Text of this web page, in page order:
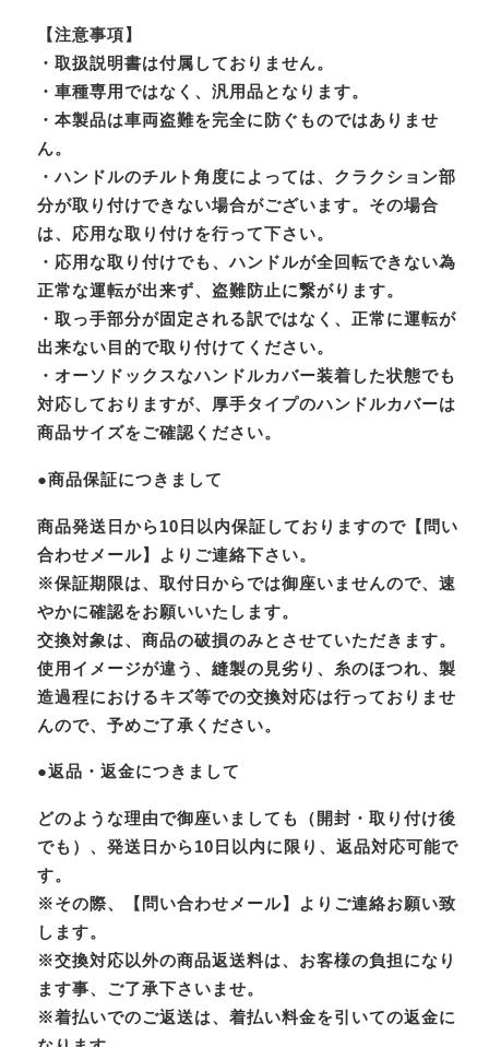
【注意事項】
・取扱説明書は付属しておりません。
・車種専用ではなく、汎用品となります。
・本製品は車両盗難を完全に防ぐものではありませ
ん。
・ハンドルのチルト角度によっては、クラクション部
分が取り付けできない場合がございます。その場合
は、応用な取り付けを行って下さい。
・応用な取り付けでも、ハンドルが全回転できない為
正常な運転が出来ず、盗難防止に繋がります。
・取っ手部分が固定される訳ではなく、正常に運転が
出来ない目的で取り付けてください。
・オーソドックスなハンドルカバー装着した状態でも
対応しておりますが、厚手タイプのハンドルカバーは
商品サイズをご確認ください。
●商品保証につきまして
商品発送日から10日以内保証しておりますので【問い
合わせメール】よりご連絡下さい。
※保証期限は、取付日からでは御座いませんので、速
やかに確認をお願いいたします。
交換対象は、商品の破損のみとさせていただきます。
使用イメージが違う、縫製の見劣り、糸のほつれ、製
造過程におけるキズ等での交換対応は行っておりませ
んので、予めご了承ください。
●返品・返金につきまして
どのような理由で御座いましても（開封・取り付け後
でも）、発送日から10日以内に限り、返品対応可能で
す。
※その際、【問い合わせメール】よりご連絡お願い致
します。
※交換対応以外の商品返送料は、お客様の負担になり
ます事、ご了承下さいませ。
※着払いでのご返送は、着払い料金を引いての返金に